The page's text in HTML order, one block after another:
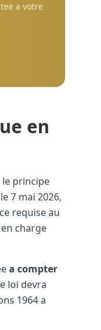
a votre
en
le principe
7 mai 2026,
requise au
charge
a compter
loi devra
1964 a